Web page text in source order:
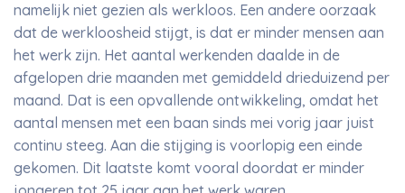
namelijk niet gezien als werkloos. Een andere oorzaak
dat de werkloosheid stijgt, is dat er minder mensen aan
het werk zijn. Het aantal werkenden daalde in de
afgelopen drie maanden met gemiddeld drieduizend per
maand. Dat is een opvallende ontwikkeling, omdat het
aantal mensen met een baan sinds mei vorig jaar juist
continu steeg. Aan die stijging is voorlopig een einde
gekomen. Dit laatste komt vooral doordat er minder